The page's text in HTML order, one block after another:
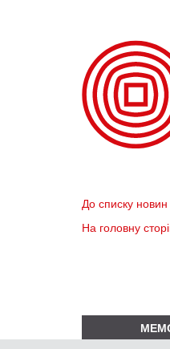
До списку новин
На головну